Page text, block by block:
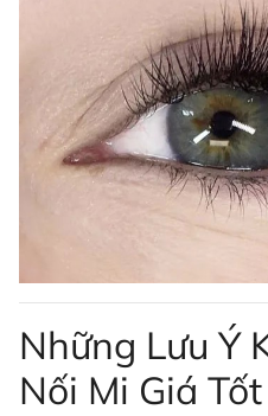
Những Lưu Ý
Nối Mi Giá Tốt